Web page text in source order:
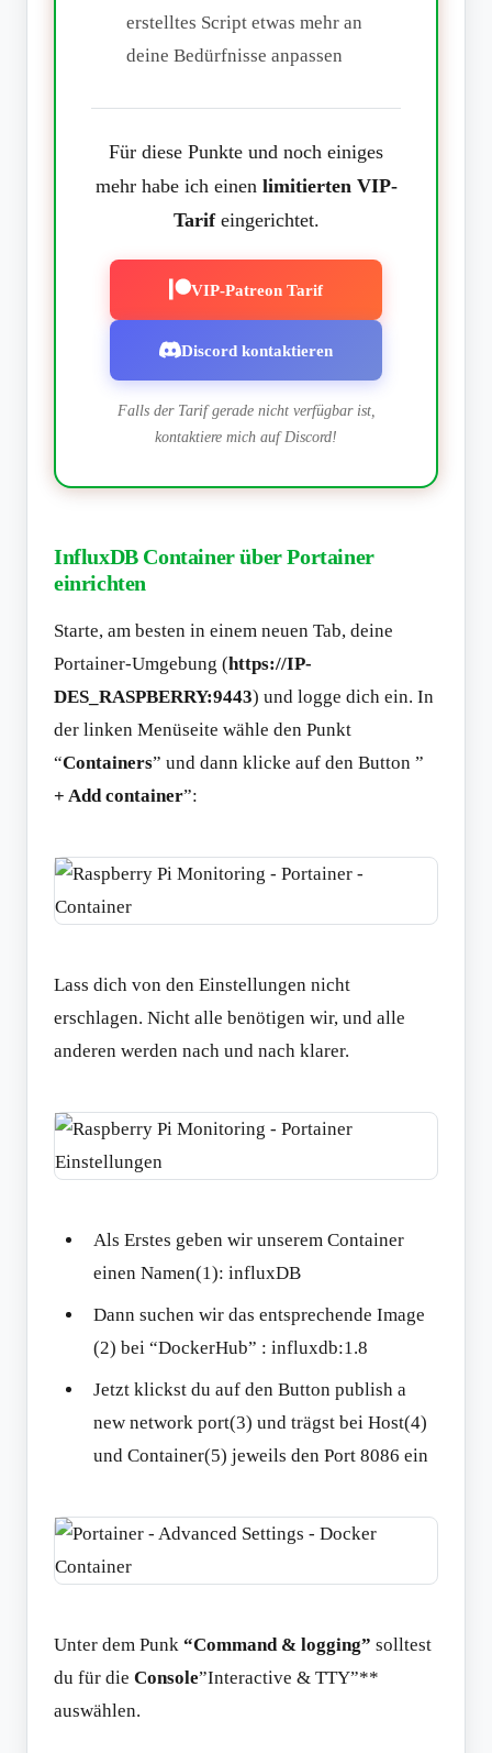
erstelltes Script etwas mehr an
deine Bedürfnisse anpassen
Für diese Punkte und noch einiges
mehr habe ich einen limitierten VIP-
Tarifeingerichtet.
VIP-Patreon Tarif
Discord kontaktieren
Falls der Tarif gerade nicht verfügbar ist,
kontaktiere mich auf Discord!
InfluxDB Container über Portainer
einrichten
Starte, am besten in einem neuen Tab, deine
Portainer-Umgebung (https://IP-
DES_RASPBERRY:9443) und logge dich ein. In
der linken Menüseite wähle den Punkt
“Containers” und dann klicke auf den Button ”
+ Add container”:
Lass dich von den Einstellungen nicht
erschlagen. Nicht alle benötigen wir, und alle
anderen werden nach und nach klarer.
Als Erstes geben wir unserem Container
einen Namen(1): influxDB
Dann suchen wir das entsprechende Image
(2) bei “DockerHub” : influxdb:1.8
Jetzt klickst du auf den Button publish a
new network port(3) und trägst bei Host(4)
und Container(5) jeweils den Port 8086 ein
Unter dem Punk “Command & logging” solltest
du für die Console”Interactive & TTY”**
auswählen.